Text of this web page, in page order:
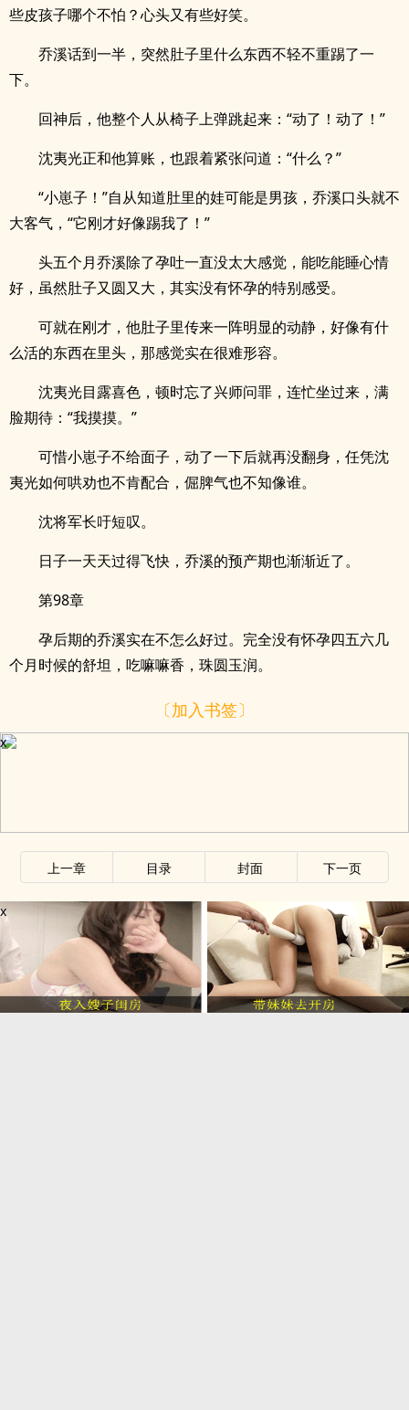
些皮孩子哪个不怕？心头又有些好笑。
乔溪话到一半，突然肚子里什么东西不轻不重踢了一
下。
回神后，他整个人从椅子上弹跳起来：“动了！动了！”
沈夷光正和他算账，也跟着紧张问道：“什么？”
“小崽子！”自从知道肚里的娃可能是男孩，乔溪口头就不
大客气，“它刚才好像踢我了！”
头五个月乔溪除了孕吐一直没太大感觉，能吃能睡心情
好，虽然肚子又圆又大，其实没有怀孕的特别感受。
可就在刚才，他肚子里传来一阵明显的动静，好像有什
么活的东西在里头，那感觉实在很难形容。
沈夷光目露喜色，顿时忘了兴师问罪，连忙坐过来，满
脸期待：“我摸摸。”
可惜小崽子不给面子，动了一下后就再没翻身，任凭沈
夷光如何哄劝也不肯配合，倔脾气也不知像谁。
沈将军长吁短叹。
日子一天天过得飞快，乔溪的预产期也渐渐近了。
第98章
孕后期的乔溪实在不怎么好过。完全没有怀孕四五六几
个月时候的舒坦，吃嘛嘛香，珠圆玉润。
〔加入书签〕
x
.
上一章 目录 封面 下一页
x
.